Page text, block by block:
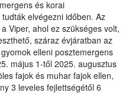
és korai
elvégezni időben. Az
Viper, ahol ez szükséges volt,
száraz évjáratban az
elleni posztemergens
május 1-től 2025. augusztus
fajok és muhar fajok ellen,
3 leveles fejlettségétől 6